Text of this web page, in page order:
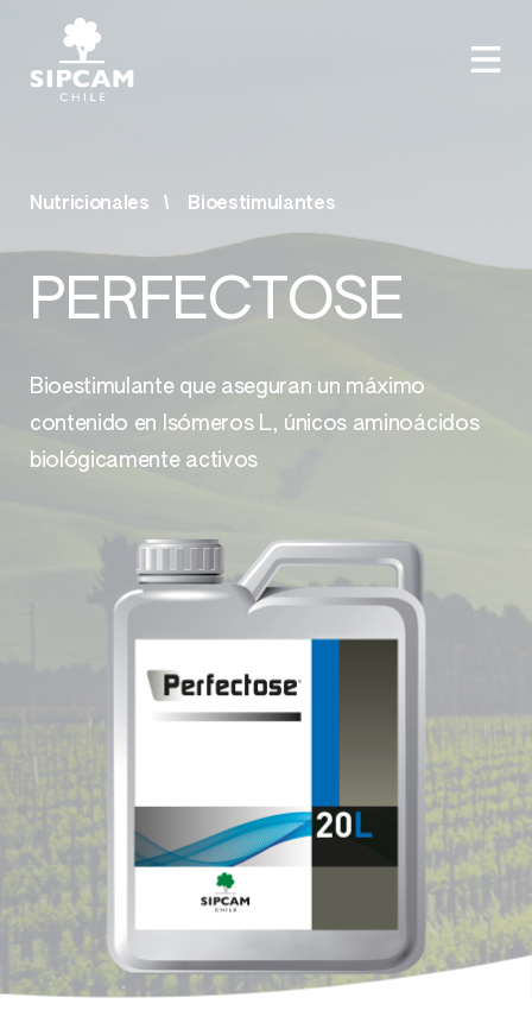
Nutricionales Bioestimulantes
PERFECTOSE
Bioestimulante que aseguran un máximo
contenido en Isómeros L, únicos aminoácidos
biológicamente activos